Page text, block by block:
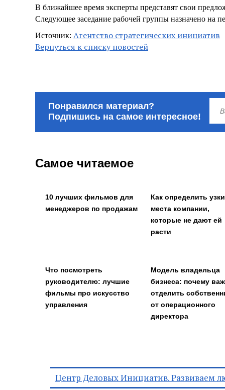
В ближайшее время эксперты представят свои
Следующее заседание рабочей группы назначено на
Источник: Агентство стратегических инициатив
Вернуться к списку новостей
Понравился материал?
Подпишись на самое интересное!
Самое читаемое
10 лучших фильмов для
менеджеров по продажам
Как определить
места компании,
которые не дают ей
расти
Что посмотреть
руководителю: лучшие
фильмы про искусство
управления
Модель владельца
бизнеса: почему
отделить
от операционного
директора
Центр Деловых Инициатив. Развиваем